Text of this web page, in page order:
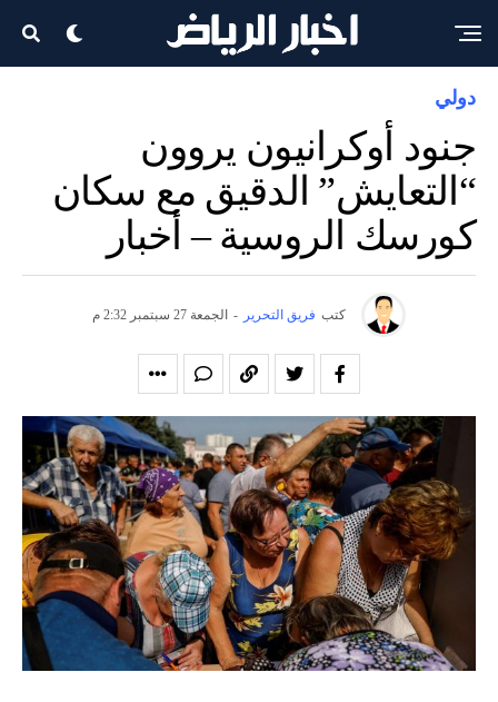
دولي
جنود أوكرانيون يروون
“التعايش” الدقيق مع سكان
كورسك الروسية – أخبار
كتب فريق التحرير - الجمعة 27 سبتمبر 2:32 م